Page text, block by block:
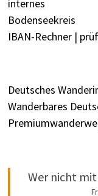
internes
Bodenseekreis
IBAN-Rechner |
Deutsches
Wanderbares
Wer nicht